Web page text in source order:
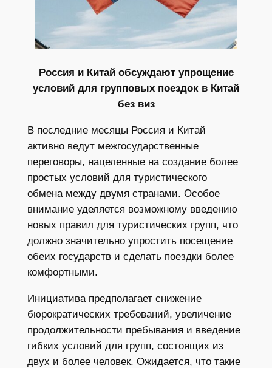
Россия и Китай обсуждают упрощение
условий для групповых поездок в Китай
без виз
В последние месяцы Россия и Китай
активно ведут межгосударственные
переговоры, нацеленные на создание более
простых условий для туристического
обмена между двумя странами. Особое
внимание уделяется возможному введению
новых правил для туристических групп, что
должно значительно упростить посещение
обеих государств и сделать поездки более
комфортными.
Инициатива предполагает снижение
бюрократических требований, увеличение
продолжительности пребывания и введение
гибких условий для групп, состоящих из
двух и более человек. Ожидается, что такие